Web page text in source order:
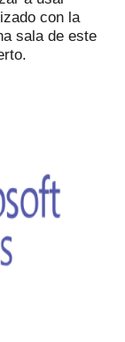
con la
sala de este